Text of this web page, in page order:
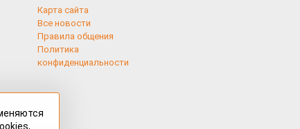
Карта сайта
Все новости
Правила общения
Политика
конфиденциальности